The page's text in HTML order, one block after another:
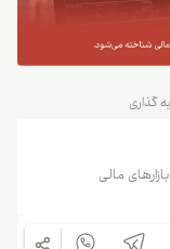
مالی